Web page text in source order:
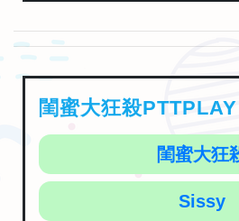
閨蜜大狂殺
閨蜜大狂
Sissy